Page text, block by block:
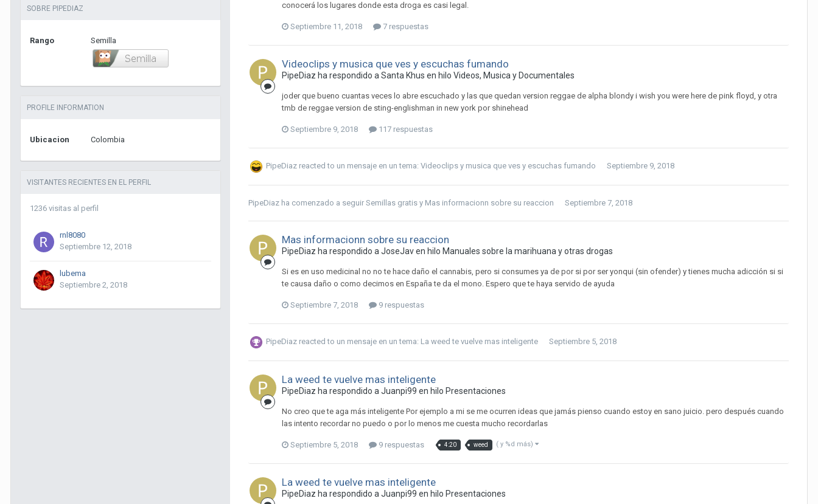
SOBRE PIPEDIAZ
Rango Semilla
PROFILE INFORMATION
Ubicacion Colombia
VISITANTES RECIENTES EN EL PERFIL
1236 visitas al perfil
rnl8080
Septiembre 12, 2018
lubema
Septiembre 2, 2018
conocerá los lugares donde esta droga es casi legal.
Septiembre 11, 2018 7 respuestas
Videoclips y musica que ves y escuchas fumando
PipeDiaz ha respondido a Santa Khus en hilo Videos, Musica y Documentales
joder que bueno cuantas veces lo abre escuchado y las que quedan version reggae de alpha blondy i wish you were here de pink floyd, y otra
tmb de reggae version de sting-englishman in new york por shinehead
Septiembre 9, 2018 117 respuestas
PipeDiaz reacted to un mensaje en un tema: Videoclips y musica que ves y escuchas fumando Septiembre 9, 2018
PipeDiaz ha comenzado a seguir Semillas gratis y Mas informacionn sobre su reaccion Septiembre 7, 2018
Mas informacionn sobre su reaccion
PipeDiaz ha respondido a JoseJav en hilo Manuales sobre la marihuana y otras drogas
Si es en uso medicinal no no te hace daño el cannabis, pero si consumes ya de por si por ser yonqui (sin ofender) y tienes mucha adicción si si
te causa daño o como decimos en España te da el mono. Espero que te haya servido de ayuda
Septiembre 7, 2018 9 respuestas
PipeDiaz reacted to un mensaje en un tema: La weed te vuelve mas inteligente Septiembre 5, 2018
La weed te vuelve mas inteligente
PipeDiaz ha respondido a Juanpi99 en hilo Presentaciones
No creo que te aga más inteligente Por ejemplo a mi se me ocurren ideas que jamás pienso cuando estoy en sano juicio. pero después cuando
las intento recordar no puedo o por lo menos me cuesta mucho recordarlas
Septiembre 5, 2018 9 respuestas 4:20 weed ( y %d más)
La weed te vuelve mas inteligente
PipeDiaz ha respondido a Juanpi99 en hilo Presentaciones